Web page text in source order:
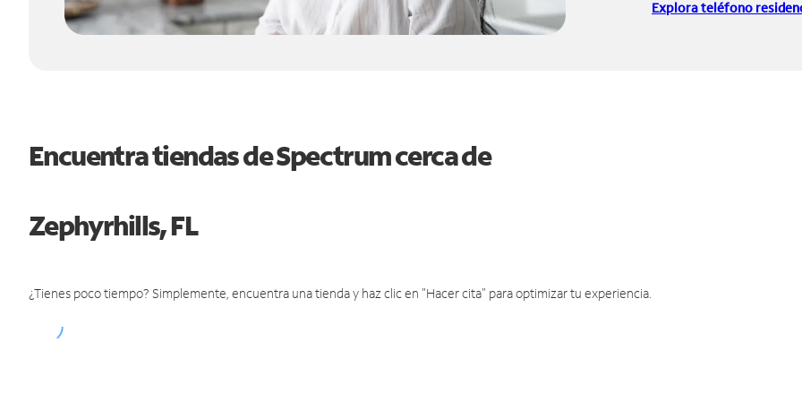
Explora teléfono
Encuentra tiendas de Spectrum cerca de
Zephyrhills, FL
¿Tienes poco tiempo? Simplemente, encuentra una tienda y haz clic en "Hacer cita" para optimizar tu experiencia.